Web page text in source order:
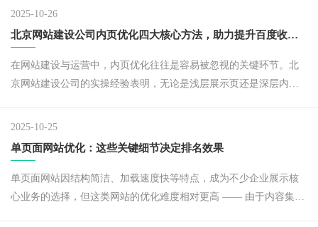
2025-10-26
北京网站建设公司内页优化四大核心方法，助力提升百度收录与排名
在网站建设与运营中，内页优化往往是容易被忽视的关键环节。北
京网站建设公司的实操经验表明，无论是浅层展示页还是深层内容
2025-10-25
单页面网站优化：这些关键细节决定排名效果
单页面网站因结构简洁、加载速度快等特点，成为不少企业展示核
心业务的选择，但这类网站的优化难度相对更高 —— 由于内容集中